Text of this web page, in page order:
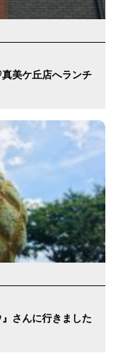
美ケ丘店へランチ
さんに行きました